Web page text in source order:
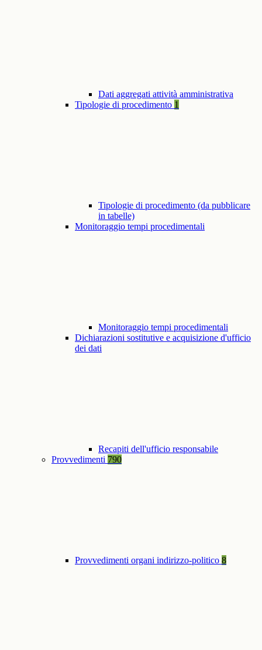
Dati aggregati attività amministrativa
Tipologie di procedimento 1
Tipologie di procedimento (da pubblicare
in tabelle)
Monitoraggio tempi procedimentali
Monitoraggio tempi procedimentali
Dichiarazioni sostitutive e acquisizione d'ufficio
dei dati
Recapiti dell'ufficio responsabile
Provvedimenti 790
Provvedimenti organi indirizzo-politico 8